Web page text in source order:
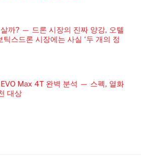
살까? — 드론 시장의 진짜 양강, 오텔
스드론 시장에는 사실 ‘두 개의 정
Max 4T 완벽 분석 — 스펙, 열화
대상